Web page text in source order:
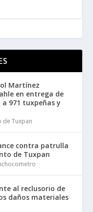
Martínez
en entrega de
971 tuxpeñas y
de Tuxpan
contra patrulla
de Tuxpan
al reclusorio de
daños materiales